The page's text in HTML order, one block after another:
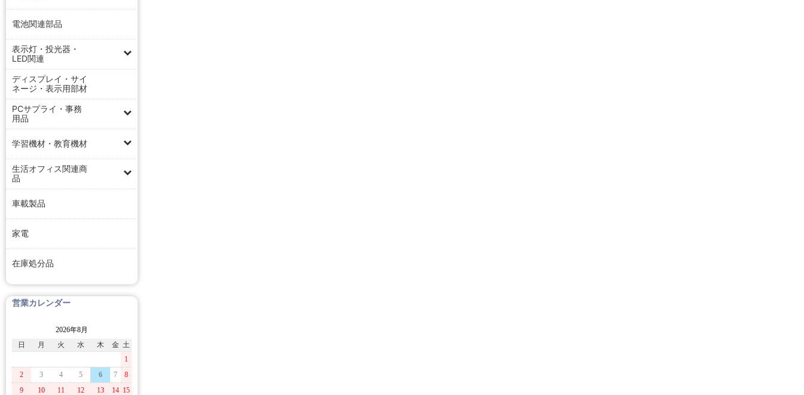
電池関連部品
表示灯・投光器・
LED関連
ディスプレイ・サイ
ネージ・表示用部材
PCサプライ・事務
用品
学習機材・教育機材
生活オフィス関連商
品
車載製品
家電
在庫処分品
営業カレンダー
2026年8月
日
月 火 水 木 金 土
1
2
3 4 5 6 7
8
9
10 11 12 13 14 15